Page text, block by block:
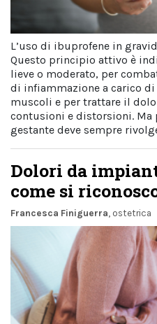
L’uso di ibuprofene in
Questo principio attivo è
lieve o moderato, per
di infiammazione a carico
muscoli e per trattare il
contusioni e distorsioni. Ma
gestante deve sempre
Dolori da
come si
Francesca Finiguerra , ostetrica